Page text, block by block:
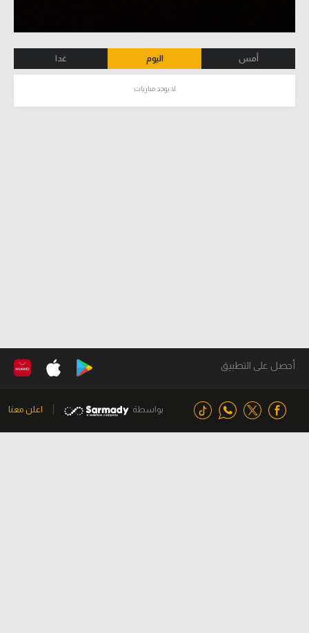
أمس اليوم غدا
لا يوجد مباريات
أحصل على التطبيق
بواسطة اعلن معنا